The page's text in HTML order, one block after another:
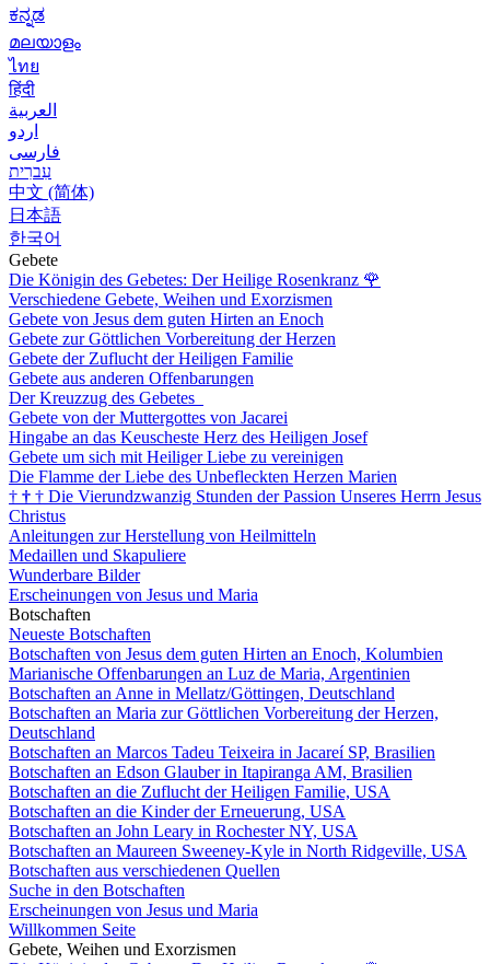
ಕನ್ನಡ
മലയാളം
ไทย
हिंदी
العربية
اردو
فارسی
עִברִית
中文 (简体)
日本語
한국어
Gebete
Die Königin des Gebetes: Der Heilige Rosenkranz 🌹
Verschiedene Gebete, Weihen und Exorzismen
Gebete von Jesus dem guten Hirten an Enoch
Gebete zur Göttlichen Vorbereitung der Herzen
Gebete der Zuflucht der Heiligen Familie
Gebete aus anderen Offenbarungen
Der Kreuzzug des Gebetes
Gebete von der Muttergottes von Jacarei
Hingabe an das Keuscheste Herz des Heiligen Josef
Gebete um sich mit Heiliger Liebe zu vereinigen
Die Flamme der Liebe des Unbefleckten Herzen Marien
† † † Die Vierundzwanzig Stunden der Passion Unseres Herrn Jesus
Christus
Anleitungen zur Herstellung von Heilmitteln
Medaillen und Skapuliere
Wunderbare Bilder
Erscheinungen von Jesus und Maria
Botschaften
Neueste Botschaften
Botschaften von Jesus dem guten Hirten an Enoch, Kolumbien
Marianische Offenbarungen an Luz de Maria, Argentinien
Botschaften an Anne in Mellatz/Göttingen, Deutschland
Botschaften an Maria zur Göttlichen Vorbereitung der Herzen,
Deutschland
Botschaften an Marcos Tadeu Teixeira in Jacareí SP, Brasilien
Botschaften an Edson Glauber in Itapiranga AM, Brasilien
Botschaften an die Zuflucht der Heiligen Familie, USA
Botschaften an die Kinder der Erneuerung, USA
Botschaften an John Leary in Rochester NY, USA
Botschaften an Maureen Sweeney-Kyle in North Ridgeville, USA
Botschaften aus verschiedenen Quellen
Suche in den Botschaften
Erscheinungen von Jesus und Maria
Willkommen Seite
Gebete, Weihen und Exorzismen